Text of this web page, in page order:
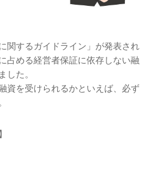
関するガイドライン」が発表され
占める経営者保証に依存しない融
した。
資を受けられるかといえば、必ず